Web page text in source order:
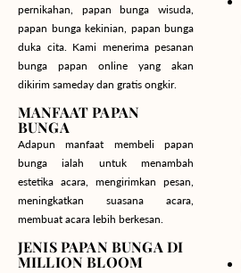
pernikahan, papan bunga wisuda,
papan bunga kekinian, papan bunga
duka cita. Kami menerima pesanan
bunga papan online yang akan
dikirim sameday dan gratis ongkir.
MANFAAT PAPAN
BUNGA
Adapun manfaat membeli papan
bunga ialah untuk menambah
estetika acara, mengirimkan pesan,
meningkatkan suasana acara,
membuat acara lebih berkesan.
JENIS PAPAN BUNGA DI
MILLION BLOOM